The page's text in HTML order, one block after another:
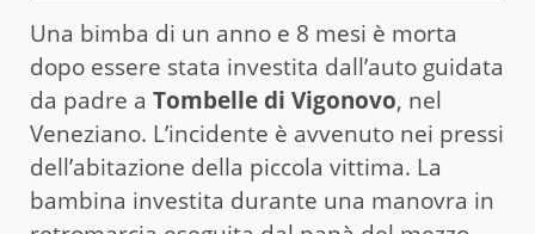
Una bimba di un anno e 8 mesi è morta
dopo essere stata investita dall’auto guidata
da padre a Tombelle di Vigonovo, nel
Veneziano. L’incidente è avvenuto nei pressi
dell’abitazione della piccola vittima. La
bambina investita durante una manovra in